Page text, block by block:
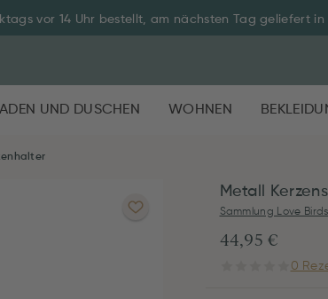
vor 14 Uhr bestellt, am nächsten Tag geliefert in
UND DUSCHEN WOHNEN
Metall
Sammlung Love Birds
44,95 €
0